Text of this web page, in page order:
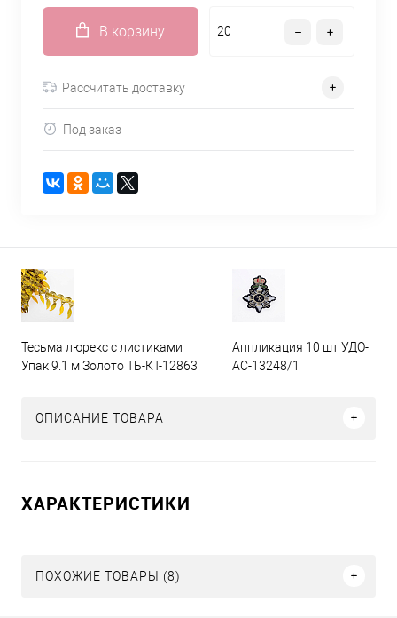
В корзину
Рассчитать доставку
Под заказ
Тесьма люрекс с листиками
Упак 9.1 м Золото ТБ-КТ-12863
Аппликация 10 шт УДО-
АС-13248/1
ОПИСАНИЕ ТОВАРА
ХАРАКТЕРИСТИКИ
ПОХОЖИЕ ТОВАРЫ (8)